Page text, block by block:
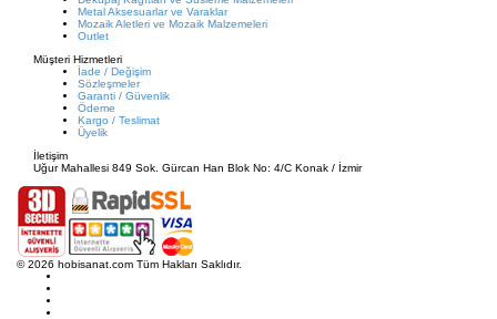
Metal Aksesuarlar ve Varaklar
Mozaik Aletleri ve Mozaik Malzemeleri
Outlet
Müşteri Hizmetleri
İade / Değişim
Sözleşmeler
Garanti / Güvenlik
Ödeme
Kargo / Teslimat
Üyelik
İletişim
Uğur Mahallesi 849 Sok. Gürcan Han Blok No: 4/C Konak / İzmir
© 2026 hobisanat.com Tüm Hakları Saklıdır.